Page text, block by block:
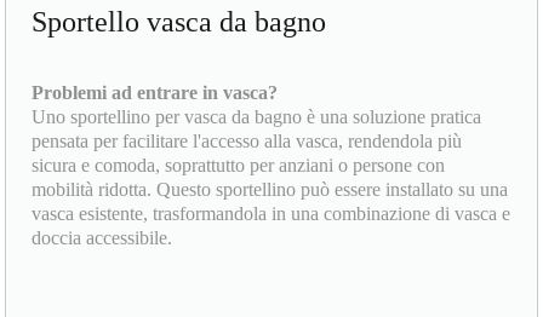
Sportello vasca da bagno
Problemi ad entrare in vasca?
Uno sportellino per vasca da bagno è una soluzione pratica
pensata per facilitare l'accesso alla vasca, rendendola più
sicura e comoda, soprattutto per anziani o persone con
mobilità ridotta. Questo sportellino può essere installato su una
vasca esistente, trasformandola in una combinazione di vasca e
doccia accessibile.